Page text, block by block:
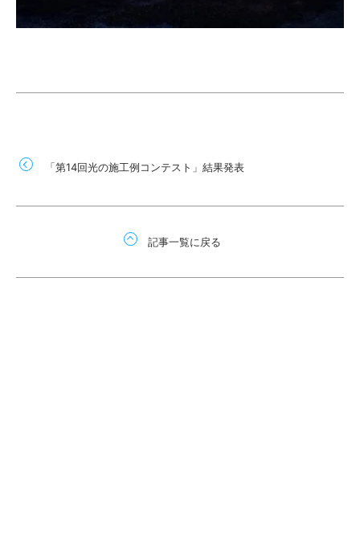
「第14回光の施工例コンテスト」結果発表
記事一覧に戻る